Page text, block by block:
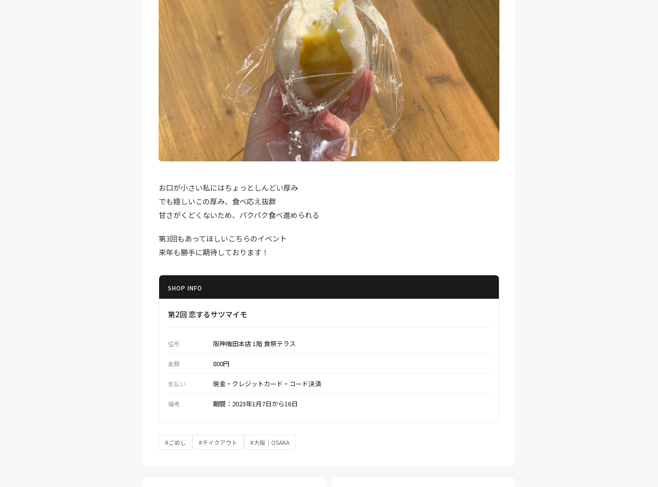
お口が小さい私にはちょっとしんどい厚み
でも嬉しいこの厚み、食べ応え抜群
甘さがくどくないため、パクパク食べ進められる
第3回もあってほしいこちらのイベント
来年も勝手に期待しております！
SHOP INFO
第2回 恋するサツマイモ
住所 阪神梅田本店 1階 食祭テラス
金額 800円
支払い 現金・クレジットカード・コード決済
備考 期間：2023年1月7日から16日
#ごめし #テイクアウト #大阪｜OSAKA